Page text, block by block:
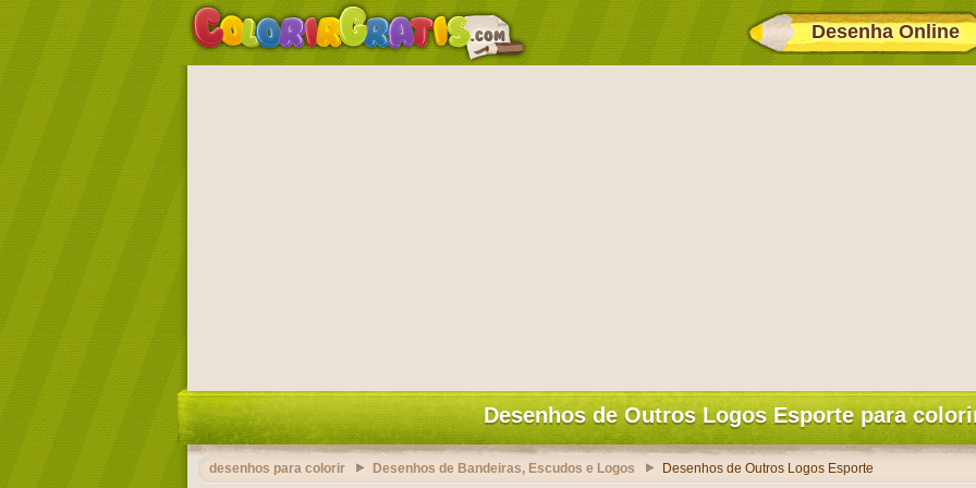
Desenha Online
Desenhos de Outros Logos Esporte para
desenhos para colorir Desenhos de Bandeiras, Escudos e Logos Desenhos de Outros Logos Esporte